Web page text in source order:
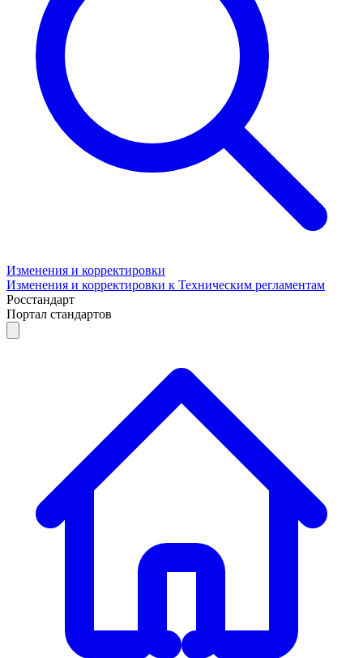
Изменения и корректировки
Изменения и корректировки к Техническим регламентам
Росстандарт
Портал стандартов